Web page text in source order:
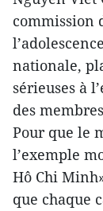
commission
nationale,
sérieuses à
des
Pour que le
l’exemple
Hô Chi
que chaque